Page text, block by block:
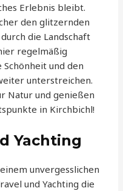
Erlebnis bleibt.
den glitzernden
die Landschaft
regelmäßig
und den
unterstreichen.
Natur und genießen
in Kirchbichl!
Yachting
unvergesslichen
und Yachting die